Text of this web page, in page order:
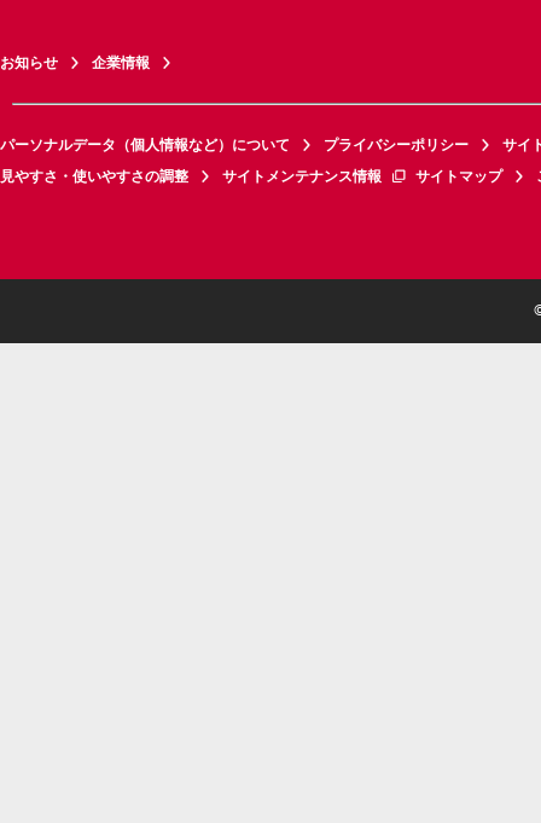
お知らせ 企業情報
パーソナルデータ（個人情報など）について プライバシーポリシー
サイ
見やすさ・使いやすさの調整
サイトメンテナンス情報 サイトマップ